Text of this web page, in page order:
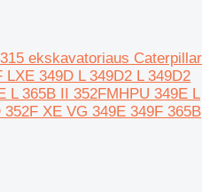
ekskavatoriaus Caterpillar
349D L 349D2 L 349D2
L 365B II 352FMHPU 349E L
XE VG 349E 349F 365B